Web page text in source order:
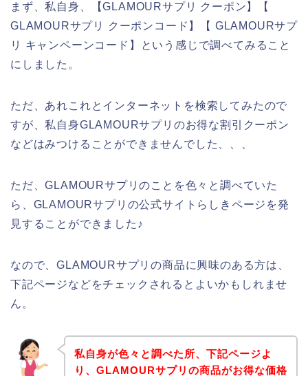
まず、私自身、【GLAMOURサプリ クーポン】【
GLAMOURサプリ クーポンコード】【 GLAMOURサプ
リ キャンペーンコード】という感じで調べてみること
にしました。
ただ、あれこれとインターネットを検索してみたので
すが、私自身GLAMOURサプリのお得な割引クーポン
などはみつけることができませんでした、、、
ただ、GLAMOURサプリのことを色々と調べていた
ら、GLAMOURサプリの公式サイトらしきページを発
見することができました♪
なので、GLAMOURサプリの商品に興味のある方は、
下記ページなどをチェックされるとよいかもしれませ
ん。
私自身が色々と調べた所、下記ページよ
り、GLAMOURサプリの商品がお得な価格